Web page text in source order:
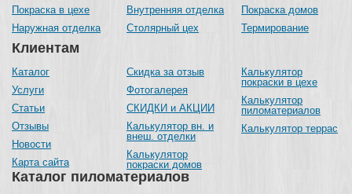
Каталог пиломатериалов
Покраска в цехе
Наружная отделка
Внутренняя отделка
Столярный цех
Покраска домов
Термирование
Клиентам
Каталог
Услуги
Статьи
Отзывы
Новости
Карта сайта
Скидка за отзыв
Фотогалерея
СКИДКИ и АКЦИИ
Калькулятор вн. и
внеш. отделки
Калькулятор
покраски домов
Калькулятор
покраски в цехе
Калькулятор
пиломатериалов
Калькулятор террас